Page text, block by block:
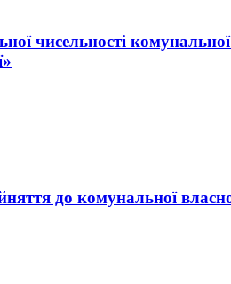
чисельності
до комунальної